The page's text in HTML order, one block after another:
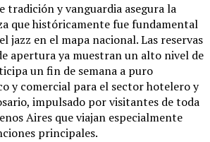
tradición y vanguardia asegura la
que históricamente fue fundamental
jazz en el mapa nacional. Las reservas
apertura ya muestran un alto nivel de
un fin de semana a puro
y comercial para el sector hotelero y
impulsado por visitantes de toda
Aires que viajan especialmente
principales.